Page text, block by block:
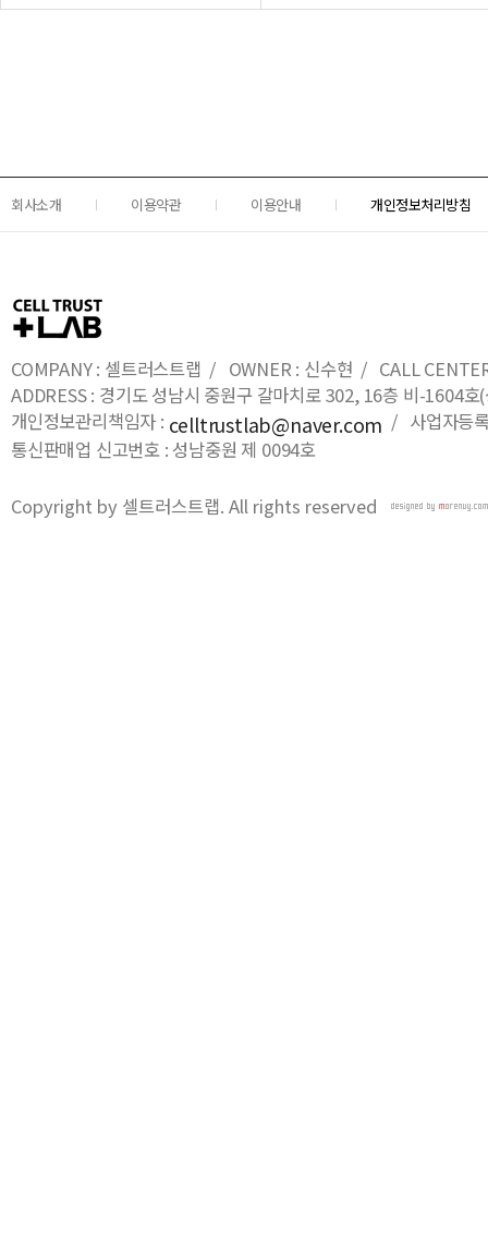
회사소개 이용약관 이용안내 개인정보처리방침
COMPANY : 셀트러스트랩 / OWNER : 신수현 / CALL
ADDRESS : 경기도 성남시 중원구 갈마치로 302, 16층 비-1604
개인정보관리책임자 : celltrustlab@naver.com / 사업자등
통신판매업 신고번호 : 성남중원 제 0094호
Copyright by 셀트러스트랩. All rights reserved